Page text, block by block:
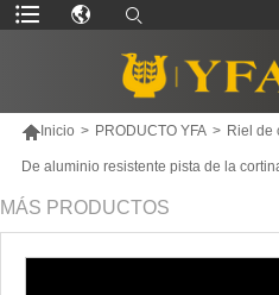
Inicio > PRODUCTO YFA > Riel de
De aluminio resistente pista de la
MÁS PRODUCTOS